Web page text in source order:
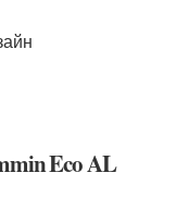
Eco AL